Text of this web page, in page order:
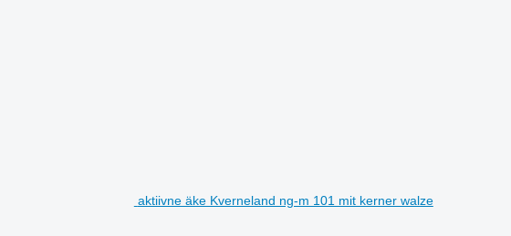
aktiivne äke Kverneland ng-m 101 mit kerner walze